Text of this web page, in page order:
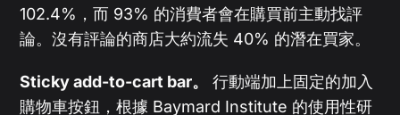
102.4%，而 93% 的消費者會在購買前主動找評
論。沒有評論的商店大約流失 40% 的潛在買家。
Sticky add-to-cart bar。
行動端加上固定的加入
購物車按鈕，根據 Baymard Institute 的使用性研